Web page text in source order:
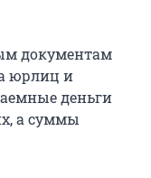
документам
юрлиц и
деньги
а суммы